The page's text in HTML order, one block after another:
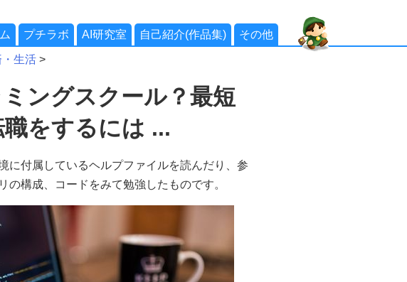
プチラボ AI研究室 自己紹介(作品集) その他
生活 >
ングスクール？最短
をするには ...
に付属しているヘルプファイルを読んだり、参
の構成、コードをみて勉強したものです。